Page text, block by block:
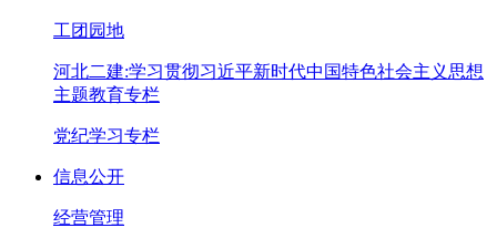
工团园地
河北二建:学习贯彻习近平新时代中国特色社会主义思想
主题教育专栏
党纪学习专栏
信息公开
经营管理